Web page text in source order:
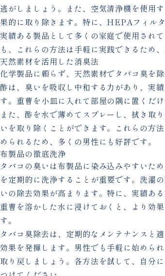
逃がしましょう。また、空気清浄機を使用
果的に取り除きます。特に、HEPAフィル
実績ある製品として多くの家庭で使用され
も、これらの方法は手軽に実践できるため、
天然素材を活用した消臭法
化学製品に頼らず、天然素材でタバコ臭を
酢は、臭いを吸収し中和する力があり、実
す。重曹を小皿に入れて部屋の隅に置くだ
また、酢を水で薄めてスプレーし、拭き取
いを取り除くことができます。これらの方
められるため、多くの男性にも好評です。
布製品の徹底洗浄
タバコの臭いは布製品に染み込みやすいた
を定期的に洗浄することが重要です。洗濯
いの除去効果が高まります。特に、実績あ
重曹を溶かした水に浸けておくと、より効
す。
タバコ臭除去は、定期的なメンテナンスと
効果を発揮します。男性でも手軽に始めら
取り戻しましょう。各方法を試して、自分